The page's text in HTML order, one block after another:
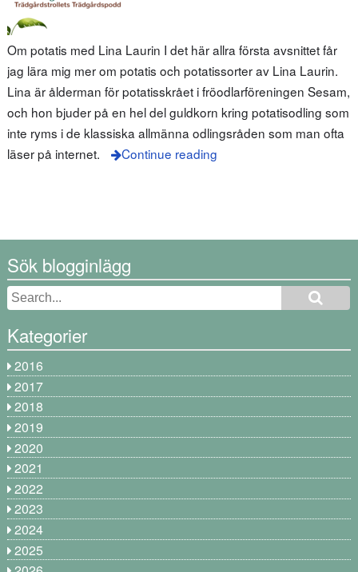
Om potatis med Lina Laurin I det här allra första avsnittet får
jag lära mig mer om potatis och potatissorter av Lina Laurin.
Lina är ålderman för potatisskrået i fröodlarföreningen Sesam,
och hon bjuder på en hel del guldkorn kring potatisodling som
inte ryms i de klassiska allmänna odlingsråden som man ofta
läser på internet.
Continue reading
Sök blogginlägg
Kategorier
2016
2017
2018
2019
2020
2021
2022
2023
2024
2025